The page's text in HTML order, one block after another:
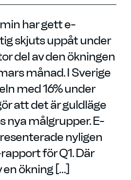
har gett e-
skjuts uppåt under
del av den ökningen
månad. I Sverige
med 16% under
att det är guldläge
nya målgrupper. E-
nyligen
för Q1. Där
ökning […]